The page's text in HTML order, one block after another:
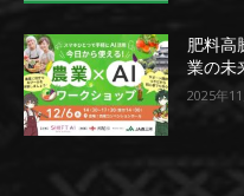
肥料高
業の未
2025年